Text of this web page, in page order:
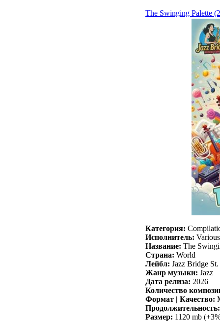
The Swinging Palette
Категория:
Исполнитель:
Название: The
Страна: World
Лейбл: Jazz Bridge St.
Жанр музыки: Jazz
Дата релиза: 2026
Количество
Формат | Качество:
Продолжительность:
Размер: 1120 mb